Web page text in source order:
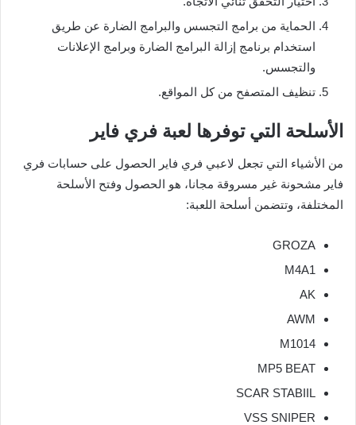
الحماية من برامج التجسس والبرامج الضارة عن طريق
استخدام برنامج إزالة البرامج الضارة وبرامج الإعلانات
والتجسس.
تنظيف المتصفح من كل المواقع.
الأسلحة التي توفرها لعبة فري فاير
من الأشياء التي تجعل لاعبي فري فاير الحصول على حسابات فري
فاير مشحونة غير مسروقة مجانا، هو الحصول وفتح الأسلحة
المختلفة، وتتضمن أسلحة اللعبة:
GROZA
M4A1
AK
AWM
M1014
MP5 BEAT
SCAR STABIIL
VSS SNIPER